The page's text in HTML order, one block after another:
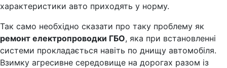
характеристики авто приходять у норму.
Так само необхідно сказати про таку проблему як
ремонт електропроводки ГБО, яка при встановленні
системи прокладається навіть по днищу автомобіля.
Взимку агресивне середовище на дорогах разом із